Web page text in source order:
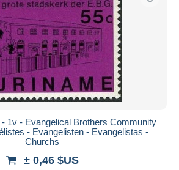
1v - Evangelical Brothers Community
- Evangelisten - Evangelistas -
Churchs
± 0,46 $US